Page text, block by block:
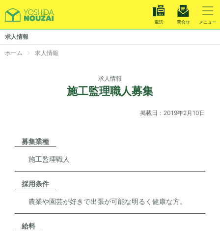
温室施工
栽培システム
求人情報
会社案内
お電話でのお問い合わせは
028-660-5065
メニュー
電話 問合せ
求人情報
ホーム 求人情報
求人情報
施工監理職人募集
掲載日： 2019年2月10日
募集業種
施工監理職人
採用条件
農業や園芸が好きで出張が可能な明るく健康な方。
給料